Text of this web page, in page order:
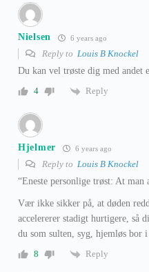
Nielsen 6 years ago
Reply to Louis B Knockel
Du kan vel trøste dig med andet
4
Reply
Hjelmer 6 years ago
Reply to Louis B Knockel
“Eneste personlige trøst: At man
Vær ikke sikker på, at døden
accelererer stadigt hurtigere, så
du som sulten, syg, hjemløs bor i
8
Reply